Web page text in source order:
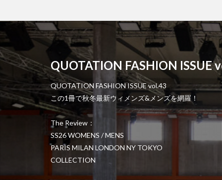
QUOTATION FASHION ISSUE
QUOTATION FASHION ISSUE vol.43
この1冊で秋冬最新ウィメンズ&メンズを網羅！
The Review：
SS26 WOMENS / MENS
PARIS MILAN LONDON NY TOKYO
COLLECTION